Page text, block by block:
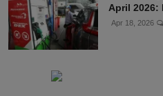
April 2026:
Apr 18, 2026